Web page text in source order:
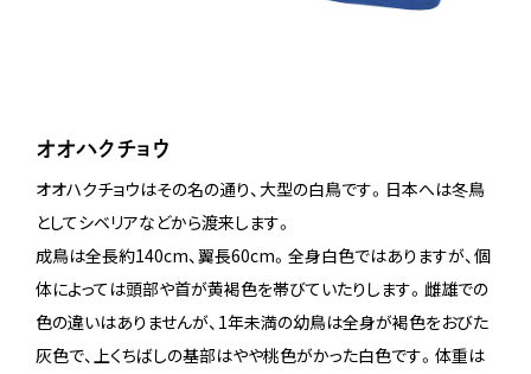
オオハクチョウ
オオハクチョウはその名の通り、大型の白鳥です。日本へは冬鳥
としてシベリアなどから渡来します。
成鳥は全長約140cm、翼長60cm。全身白色ではありますが、個
体によっては頭部や首が黄褐色を帯びていたりします。雌雄での
色の違いはありませんが、1年未満の幼鳥は全身が褐色をおびた
灰色で、上くちばしの基部はやや桃色がかった白色です。体重は